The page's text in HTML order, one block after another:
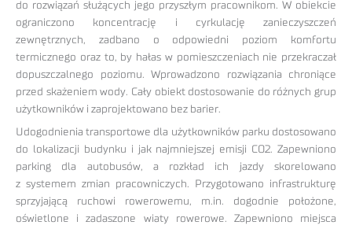
do rozwiązań służących jego przyszłym pracownikom. W obiekcie
ograniczono koncentrację i cyrkulację zanieczyszczeń
zewnętrznych, zadbano o odpowiedni poziom komfortu
termicznego oraz to, by hałas w pomieszczeniach nie przekraczał
dopuszczalnego poziomu. Wprowadzono rozwiązania chroniące
przed skażeniem wody. Cały obiekt dostosowanie do różnych grup
użytkowników i zaprojektowano bez barier.
Udogodnienia transportowe dla użytkowników parku dostosowano
do lokalizacji budynku i jak najmniejszej emisji CO2. Zapewniono
parking dla autobusów, a rozkład ich jazdy skorelowano
z systemem zmian pracowniczych. Przygotowano infrastrukturę
sprzyjającą ruchowi rowerowemu, m.in. dogodnie położone,
oświetlone i zadaszone wiaty rowerowe. Zapewniono miejsca